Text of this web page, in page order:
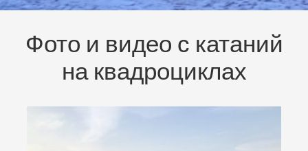
Фото и видео с катаний
на квадроциклах